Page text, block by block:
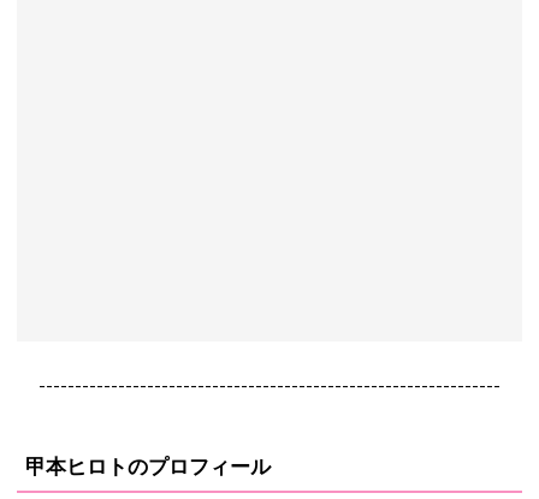
----------------------------------------------------------------
甲本ヒロトのプロフィール